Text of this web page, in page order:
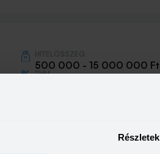
Részletek
500 000 - 15 000 000 Ft
THM